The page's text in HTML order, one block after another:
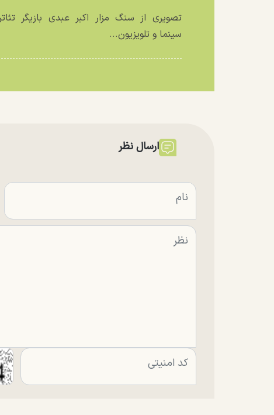
تصویری از سنگ مزار اکبر عبدی بازیگر
سینما و تلویزیون...
ارسال نظر